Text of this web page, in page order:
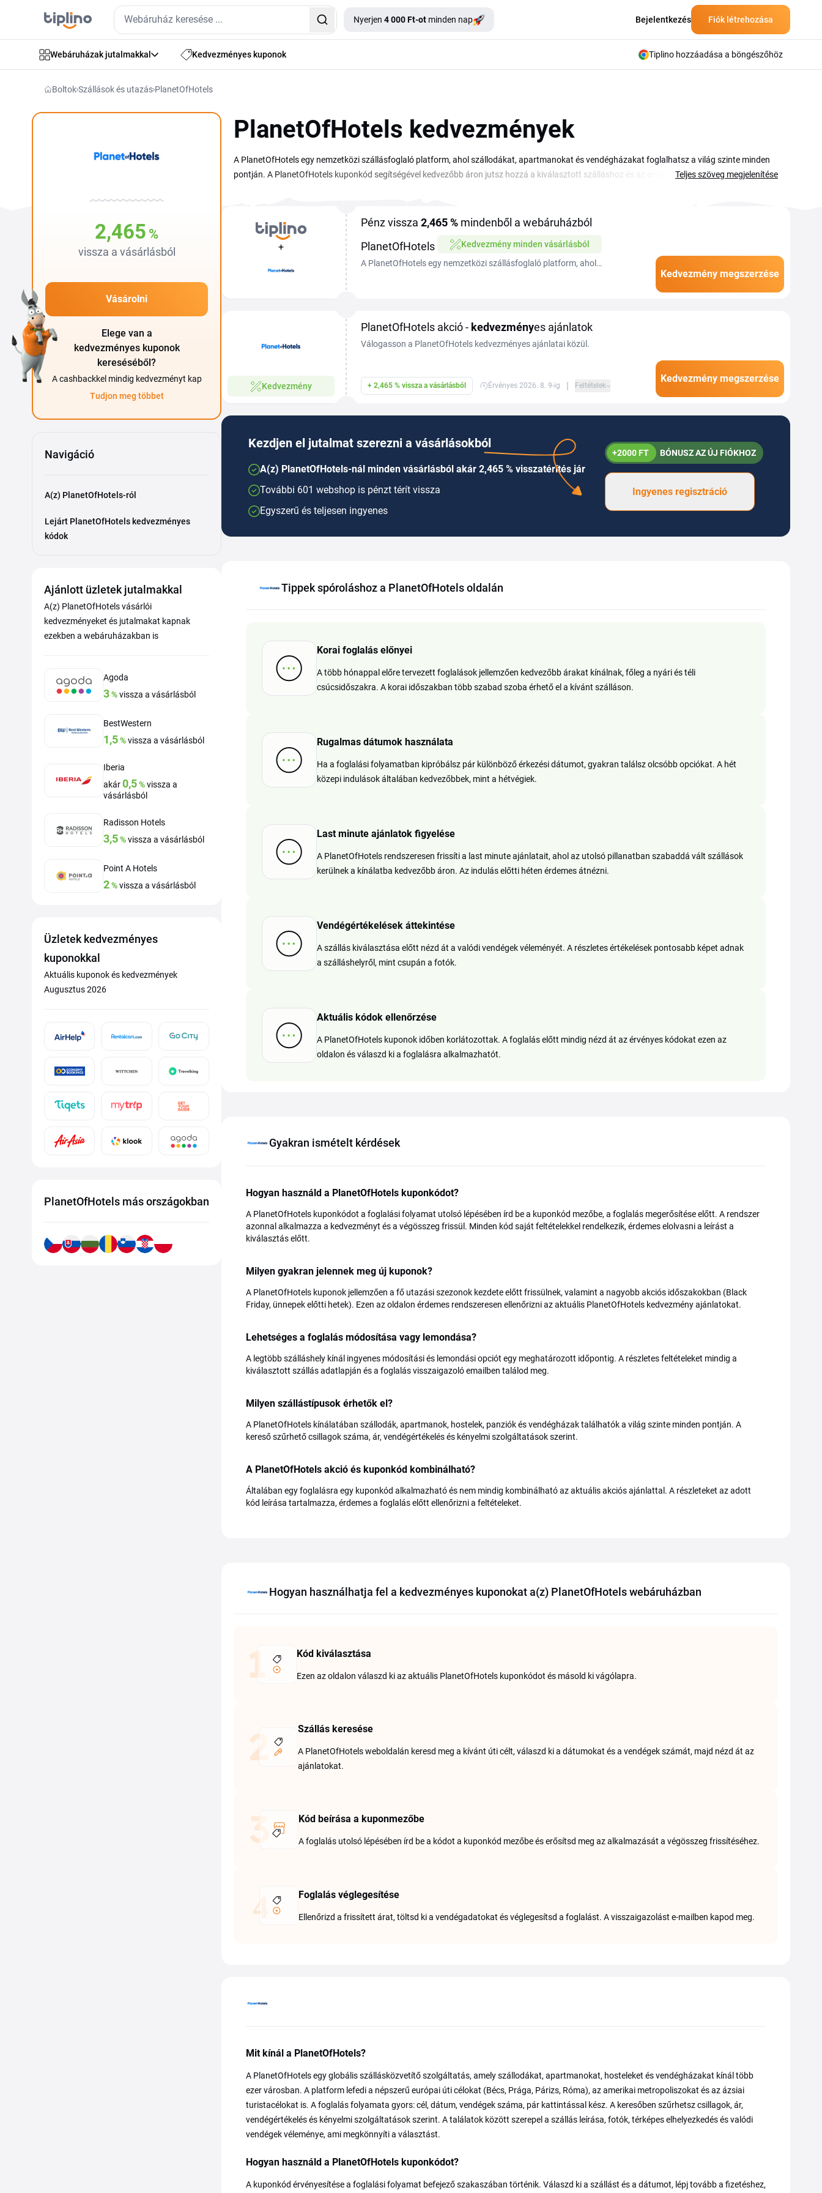
Nyerjen 4 000 Ft-ot minden nap Bejelentkezés Fiók létrehozása
Webáruházak jutalmakkal Kedvezményes kuponok Tiplino hozzáadása a böngészőhöz
BoltokSzállások és utazás PlanetOfHotels
2,465 %
vissza a vásárlásból
Vásárolni
Elege van a
kedvezményes kuponok
kereséséből?
A cashbackkel mindig kedvezményt kap
Tudjon meg többet
Navigáció
A(z) PlanetOfHotels-ról
Lejárt PlanetOfHotels kedvezményes
kódok
Ajánlott üzletek jutalmakkal
A(z) PlanetOfHotels vásárlói
kedvezményeket és jutalmakat kapnak
ezekben a webáruházakban is
Agoda
3%vissza a vásárlásból
BestWestern
1,5%vissza a vásárlásból
Iberia
akár0,5%vissza a
vásárlásból
Radisson Hotels
3,5%vissza a vásárlásból
Point A Hotels
2%vissza a vásárlásból
Üzletek kedvezményes
kuponokkal
Aktuális kuponok és kedvezmények
Augusztus 2026
PlanetOfHotels más országokban
PlanetOfHotels kedvezmények
A PlanetOfHotels egy nemzetközi szállásfoglaló platform, ahol szállodákat, apartmanokat és vendégházakat foglalhatsz a világ szinte minden
pontján. A PlanetOfHotels kuponkód segítségével kedvezőbb áron jutsz hozzá a kiválasztott szálláshoz és az érvényes kódot a foglalási
városlátogatásra egyaránt. Az aktuális PlanetOfHotels kuponok és akciók ezen az oldalon érhetők el, az ajánlatok időben korlátozottak, ezért
érdemes a foglalás előtt ellenőrizni a feltételeket. A PlanetOfHotels kedvezmény a legtöbb úti célra alkalmazható.
Teljes szöveg megjelenítése
+
Pénz vissza 2,465 % mindenből a webáruházból
PlanetOfHotels
Kedvezmény minden vásárlásból
A PlanetOfHotels egy nemzetközi szállásfoglaló platform, ahol
Kedvezmény megszerzése
Kedvezmény
PlanetOfHotels akció - kedvezményes ajánlatok
Válogasson a PlanetOfHotels kedvezményes ajánlatai közül.
+ 2,465 % vissza a vásárlásból Érvényes 2026. 8. 9-ig | Feltételek
Kedvezmény megszerzése
Kezdjen el jutalmat szerezni a vásárlásokból
A(z) PlanetOfHotels-nál minden vásárlásból akár 2,465 % visszatérítés jár
További 601 webshop is pénzt térít vissza
Egyszerű és teljesen ingyenes
+2000 FT BÓNUSZ AZ ÚJ FIÓKHOZ
Ingyenes regisztráció
Tippek spóroláshoz a PlanetOfHotels oldalán
Korai foglalás előnyei
A több hónappal előre tervezett foglalások jellemzően kedvezőbb árakat kínálnak, főleg a nyári és téli
csúcsidőszakra. A korai időszakban több szabad szoba érhető el a kívánt szálláson.
Rugalmas dátumok használata
Ha a foglalási folyamatban kipróbálsz pár különböző érkezési dátumot, gyakran találsz olcsóbb opciókat. A hét
közepi indulások általában kedvezőbbek, mint a hétvégiek.
Last minute ajánlatok figyelése
A PlanetOfHotels rendszeresen frissíti a last minute ajánlatait, ahol az utolsó pillanatban szabaddá vált szállások
kerülnek a kínálatba kedvezőbb áron. Az indulás előtti héten érdemes átnézni.
Vendégértékelések áttekintése
A szállás kiválasztása előtt nézd át a valódi vendégek véleményét. A részletes értékelések pontosabb képet adnak
a szálláshelyről, mint csupán a fotók.
Aktuális kódok ellenőrzése
A PlanetOfHotels kuponok időben korlátozottak. A foglalás előtt mindig nézd át az érvényes kódokat ezen az
oldalon és válaszd ki a foglalásra alkalmazhatót.
Gyakran ismételt kérdések
Hogyan használd a PlanetOfHotels kuponkódot?
A PlanetOfHotels kuponkódot a foglalási folyamat utolsó lépésében írd be a kuponkód mezőbe, a foglalás megerősítése előtt. A rendszer
azonnal alkalmazza a kedvezményt és a végösszeg frissül. Minden kód saját feltételekkel rendelkezik, érdemes elolvasni a leírást a
kiválasztás előtt.
Milyen gyakran jelennek meg új kuponok?
A PlanetOfHotels kuponok jellemzően a fő utazási szezonok kezdete előtt frissülnek, valamint a nagyobb akciós időszakokban (Black
Friday, ünnepek előtti hetek). Ezen az oldalon érdemes rendszeresen ellenőrizni az aktuális PlanetOfHotels kedvezmény ajánlatokat.
Lehetséges a foglalás módosítása vagy lemondása?
A legtöbb szálláshely kínál ingyenes módosítási és lemondási opciót egy meghatározott időpontig. A részletes feltételeket mindig a
kiválasztott szállás adatlapján és a foglalás visszaigazoló emailben találod meg.
Milyen szállástípusok érhetők el?
A PlanetOfHotels kínálatában szállodák, apartmanok, hostelek, panziók és vendégházak találhatók a világ szinte minden pontján. A
kereső szűrhető csillagok száma, ár, vendégértékelés és kényelmi szolgáltatások szerint.
A PlanetOfHotels akció és kuponkód kombinálható?
Általában egy foglalásra egy kuponkód alkalmazható és nem mindig kombinálható az aktuális akciós ajánlattal. A részleteket az adott
kód leírása tartalmazza, érdemes a foglalás előtt ellenőrizni a feltételeket.
Hogyan használhatja fel a kedvezményes kuponokat a(z) PlanetOfHotels webáruházban
Kód kiválasztása
Ezen az oldalon válaszd ki az aktuális PlanetOfHotels kuponkódot és másold ki vágólapra.
Szállás keresése
A PlanetOfHotels weboldalán keresd meg a kívánt úti célt, válaszd ki a dátumokat és a vendégek számát, majd nézd át az
ajánlatokat.
Kód beírása a kuponmezőbe
A foglalás utolsó lépésében írd be a kódot a kuponkód mezőbe és erősítsd meg az alkalmazását a végösszeg frissítéséhez.
Foglalás véglegesítése
Ellenőrizd a frissített árat, töltsd ki a vendégadatokat és véglegesítsd a foglalást. A visszaigazolást e-mailben kapod meg.
Mit kínál a PlanetOfHotels?
A PlanetOfHotels egy globális szállásközvetítő szolgáltatás, amely szállodákat, apartmanokat, hosteleket és vendégházakat kínál több
ezer városban. A platform lefedi a népszerű európai úti célokat (Bécs, Prága, Párizs, Róma), az amerikai metropoliszokat és az ázsiai
turistacélokat is. A foglalás folyamata gyors: cél, dátum, vendégek száma, pár kattintással kész. A keresőben szűrhetsz csillagok, ár,
vendégértékelés és kényelmi szolgáltatások szerint. A találatok között szerepel a szállás leírása, fotók, térképes elhelyezkedés és valódi
vendégek véleménye, ami megkönnyíti a választást.
Hogyan használd a PlanetOfHotels kuponkódot?
A kuponkód érvényesítése a foglalási folyamat befejező szakaszában történik. Válaszd ki a szállást és a dátumot, lépj tovább a fizetéshez,